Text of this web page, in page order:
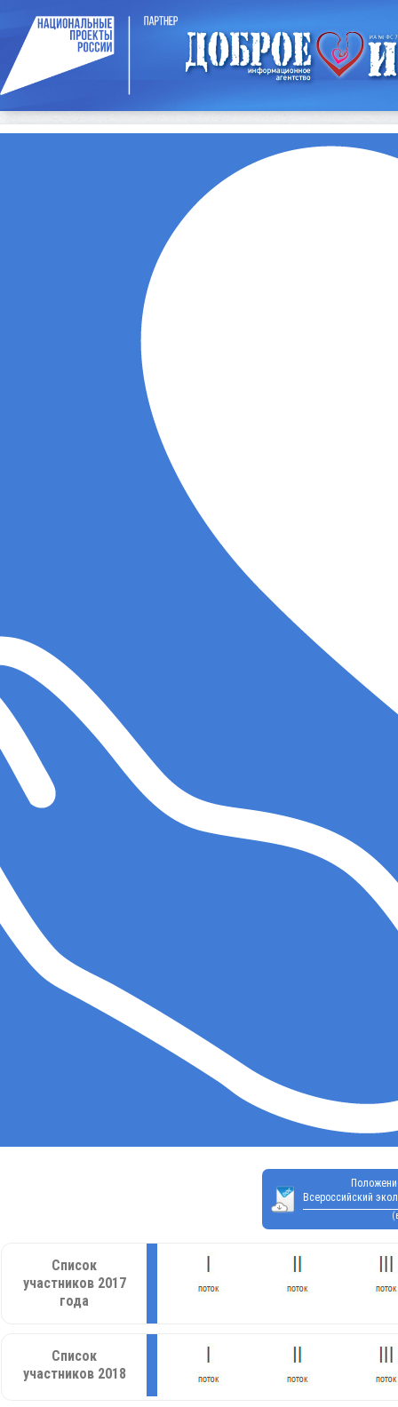
Всероссийский
Список
участников 2017
года
Список
участников 2018